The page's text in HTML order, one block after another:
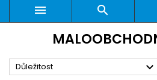
 
Důležitost 